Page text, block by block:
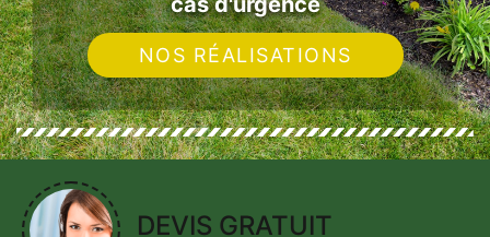
NOS RÉALISATIONS
DEVIS GRATUIT